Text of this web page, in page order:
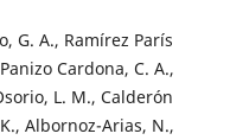
G. A., Ramírez París
Cardona, C. A.,
L. M., Calderón
Albornoz-Arias, N.,